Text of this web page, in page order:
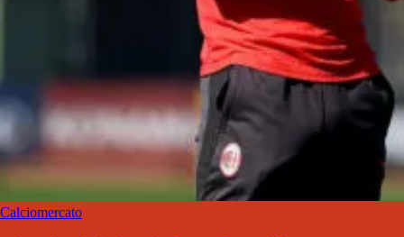
Calciomercato